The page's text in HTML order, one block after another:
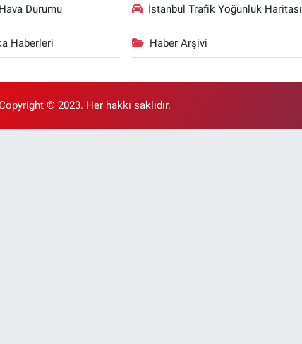
Durumu İstanbul Trafik Yoğunluk Haritası
Haberleri Haber Arşivi
© 2023. Her hakkı saklıdır.